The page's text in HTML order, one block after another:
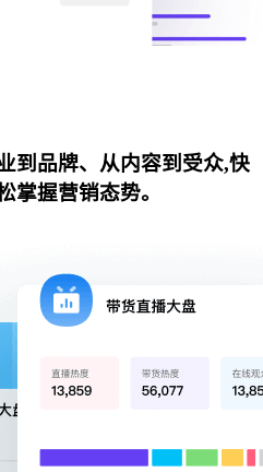
到品牌、从内容到受众,快
掌握营销态势。